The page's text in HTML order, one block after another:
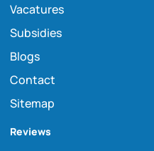
Vacatures
Subsidies
Blogs
Contact
Sitemap
Reviews